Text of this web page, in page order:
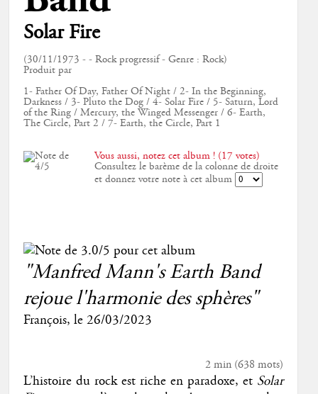
Solar Fire
(30/11/1973 - - Rock progressif - Genre : Rock)
Produit par
1- Father Of Day, Father Of Night / 2- In the Beginning,
Darkness / 3- Pluto the Dog / 4- Solar Fire / 5- Saturn, Lord
of the Ring / Mercury, the Winged Messenger / 6- Earth,
The Circle, Part 2 / 7- Earth, the Circle, Part 1
Vous aussi, notez cet album ! (17 votes)
Consultez le barème de la colonne de droite
et donnez votre note à cet album
"Manfred Mann's Earth Band
rejoue l'harmonie des sphères"
François, le 26/03/2023
2 min(638 mots)
L’histoire du rock est riche en paradoxe, et Solar